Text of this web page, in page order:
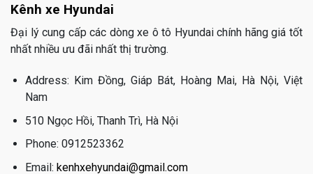
Kênh xe Hyundai
Đại lý cung cấp các dòng xe ô tô Hyundai chính hãng giá tốt
nhất nhiều ưu đãi nhất thị trường.
Address: Kim Đồng, Giáp Bát, Hoàng Mai, Hà Nội, Việt
Nam
510 Ngọc Hồi, Thanh Trì, Hà Nội
Phone: 0912523362
Email: kenhxehyundai@gmail.com